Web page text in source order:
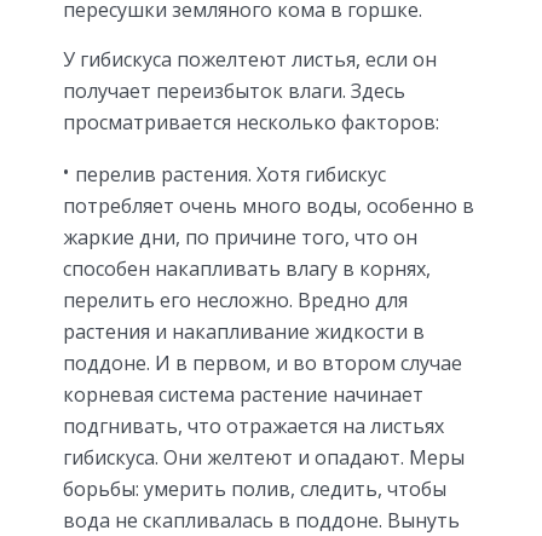
пересушки земляного кома в горшке.
У гибискуса пожелтеют листья, если он
получает переизбыток влаги. Здесь
просматривается несколько факторов:
перелив растения. Хотя гибискус
потребляет очень много воды, особенно в
жаркие дни, по причине того, что он
способен накапливать влагу в корнях,
перелить его несложно. Вредно для
растения и накапливание жидкости в
поддоне. И в первом, и во втором случае
корневая система растение начинает
подгнивать, что отражается на листьях
гибискуса. Они желтеют и опадают. Меры
борьбы: умерить полив, следить, чтобы
вода не скапливалась в поддоне. Вынуть